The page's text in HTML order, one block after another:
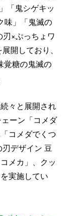
「鬼シゲキッ
味」「鬼滅の
×ぷっちょワ
開しており、
覚糖の鬼滅の
々と展開され
ーン「コメダ
コメダでくつ
デザイン 豆
メカ」、クッ
実施してい